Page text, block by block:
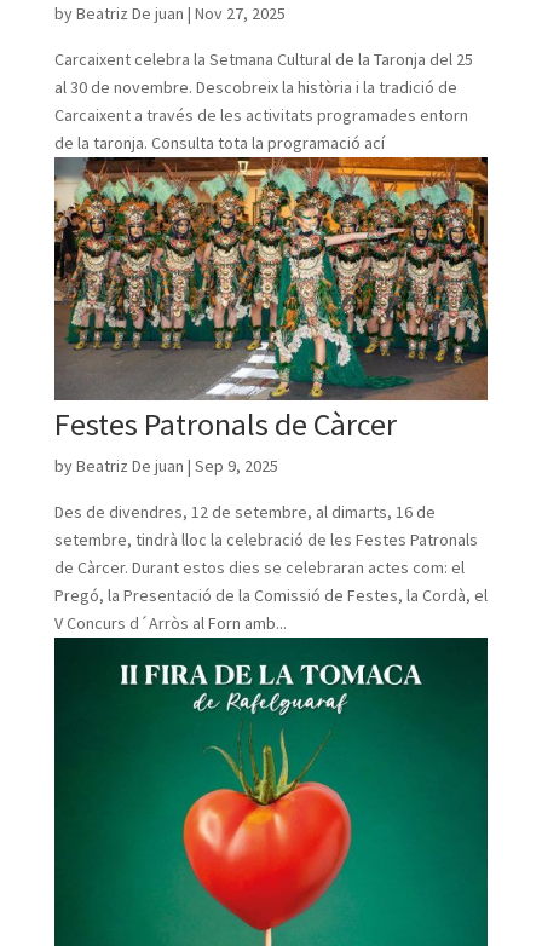
byBeatriz De juan | Nov 27, 2025
Carcaixent celebra la Setmana Cultural de la Taronja del 25
al 30 de novembre. Descobreix la història i la tradició de
Carcaixent a través de les activitats programades entorn
de la taronja. Consulta tota la programació ací
Festes Patronals de Càrcer
byBeatriz De juan | Sep 9, 2025
Des de divendres, 12 de setembre, al dimarts, 16 de
setembre, tindrà lloc la celebració de les Festes Patronals
de Càrcer. Durant estos dies se celebraran actes com: el
Pregó, la Presentació de la Comissió de Festes, la Cordà, el
V Concurs d´Arròs al Forn amb...